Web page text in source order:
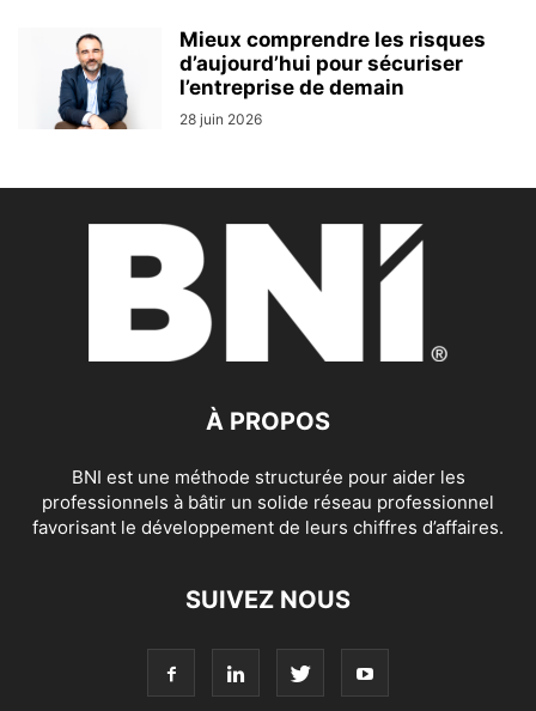
Mieux comprendre les risques
d’aujourd’hui pour sécuriser
l’entreprise de demain
28 juin 2026
À PROPOS
BNI est une méthode structurée pour aider les
professionnels à bâtir un solide réseau professionnel
favorisant le développement de leurs chiffres d’affaires.
SUIVEZ NOUS